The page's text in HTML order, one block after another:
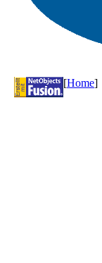
[Home]